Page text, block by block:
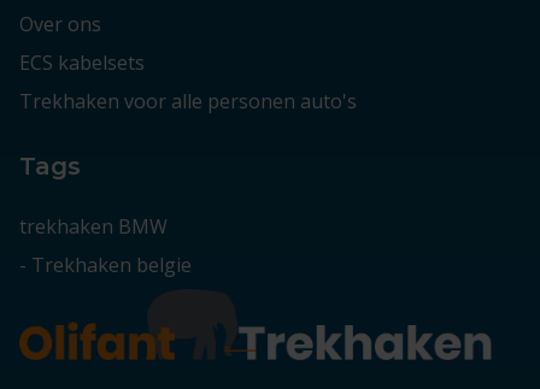
Over ons
ECS kabelsets
Trekhaken voor alle personen auto's
Tags
trekhaken BMW
- Trekhaken belgie